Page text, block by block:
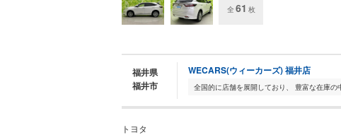
全 61 枚
福井県
福井市
WECARS(ウィーカーズ) 福井店
トヨタ